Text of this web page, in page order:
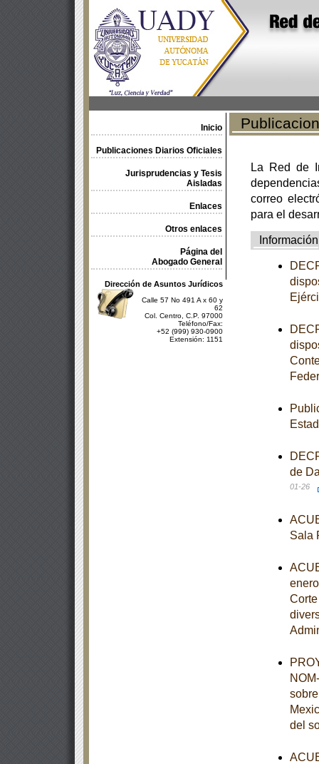
Inicio
Publicaciones Diarios Oficiales
Jurisprudencias y Tesis
Aisladas
Enlaces
Otros enlaces
Página del
Abogado General
Dirección de Asuntos Jurídicos
Calle 57 No 491 A x 60 y
62
Col. Centro, C.P. 97000
Teléfono/Fax:
+52 (999) 930-0900
Extensión: 1151
La Red de
correo
para el
Información
de
01-26
Sala
del